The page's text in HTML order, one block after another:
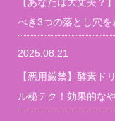
【あなたは大丈夫？
べき3つの落とし穴を
2025.08.21
【悪用厳禁】酵素ド
ル秘テク！効果的な